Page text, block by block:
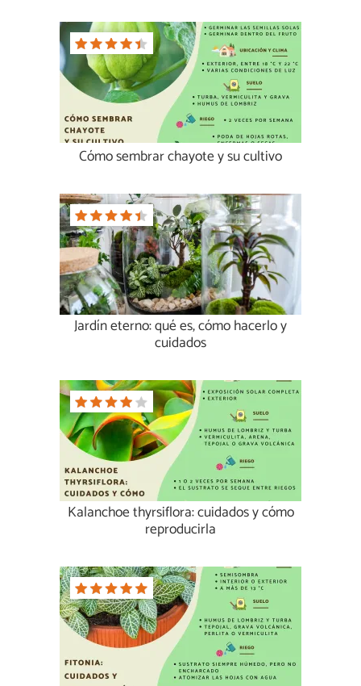
Cómo sembrar chayote y su cultivo
Jardín eterno: qué es, cómo hacerlo y
cuidados
Kalanchoe thyrsiflora: cuidados y cómo
reproducirla